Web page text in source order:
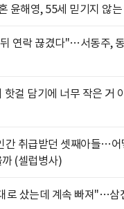
윤해영, 55세 믿기지 않는
연락 끊겼다"…서동주,
핫걸 담기에 너무 작은 거
간 취급받던 셋째아들…어
(셀럽병사)
로 샀는데 계속 빠져"…삼